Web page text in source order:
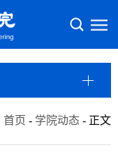
首页 - 学院动态 - 正文